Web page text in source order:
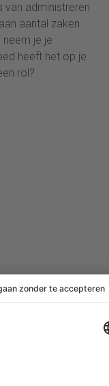
administreren
aantal zaken
je je
heeft het op je
rol?